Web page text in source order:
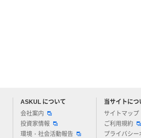
ASKUL について
会社案内
投資家情報
環境・社会活動報告
当サイトにつ
サイトマップ
ご利用規約
プライバシー
アスクルについてお気軽にご質問ください